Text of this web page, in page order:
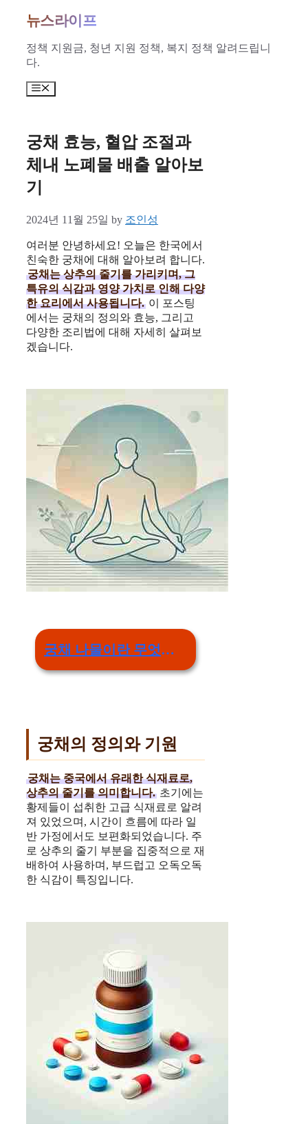
content
뉴스라이프
정책 지원금, 청년 지원 정책, 복지 정책 알려드립니
다.
Menu
궁채 효능, 혈압 조절과
체내 노폐물 배출 알아보
기
2024년 11월 25일 by 조인성
여러분 안녕하세요! 오늘은 한국에서
친숙한 궁채에 대해 알아보려 합니다.
궁채는 상추의 줄기를 가리키며, 그
특유의 식감과 영양 가치로 인해 다양
한 요리에서 사용됩니다. 이 포스팅
에서는 궁채의 정의와 효능, 그리고
다양한 조리법에 대해 자세히 살펴보
겠습니다.
궁채 나물이란 무엇인지
궁채의 정의와 기원
궁채는 중국에서 유래한 식재료로,
상추의 줄기를 의미합니다. 초기에는
황제들이 섭취한 고급 식재료로 알려
져 있었으며, 시간이 흐름에 따라 일
반 가정에서도 보편화되었습니다. 주
로 상추의 줄기 부분을 집중적으로 재
배하여 사용하며, 부드럽고 오독오독
한 식감이 특징입니다.